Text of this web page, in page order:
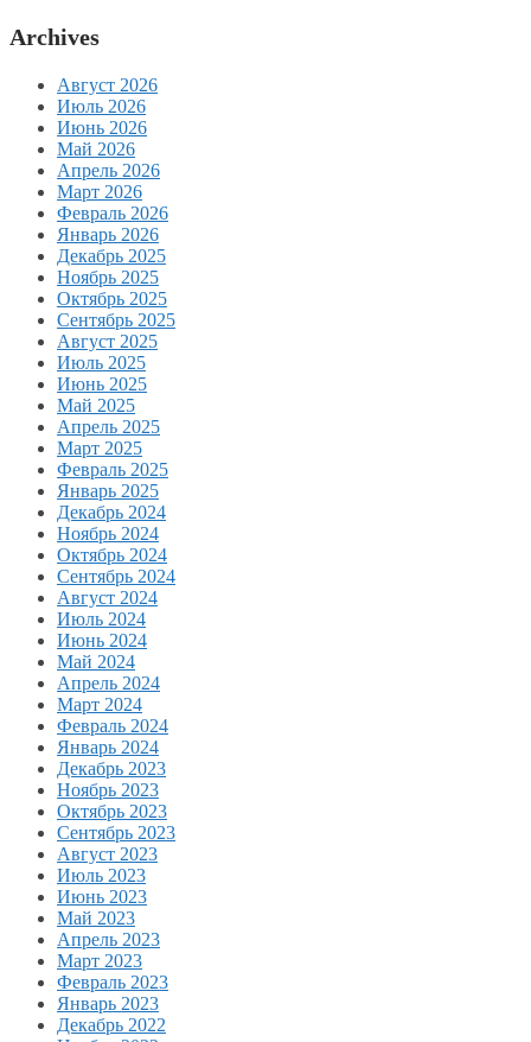
Archives
Август 2026
Июль 2026
Июнь 2026
Май 2026
Апрель 2026
Март 2026
Февраль 2026
Январь 2026
Декабрь 2025
Ноябрь 2025
Октябрь 2025
Сентябрь 2025
Август 2025
Июль 2025
Июнь 2025
Май 2025
Апрель 2025
Март 2025
Февраль 2025
Январь 2025
Декабрь 2024
Ноябрь 2024
Октябрь 2024
Сентябрь 2024
Август 2024
Июль 2024
Июнь 2024
Май 2024
Апрель 2024
Март 2024
Февраль 2024
Январь 2024
Декабрь 2023
Ноябрь 2023
Октябрь 2023
Сентябрь 2023
Август 2023
Июль 2023
Июнь 2023
Май 2023
Апрель 2023
Март 2023
Февраль 2023
Январь 2023
Декабрь 2022